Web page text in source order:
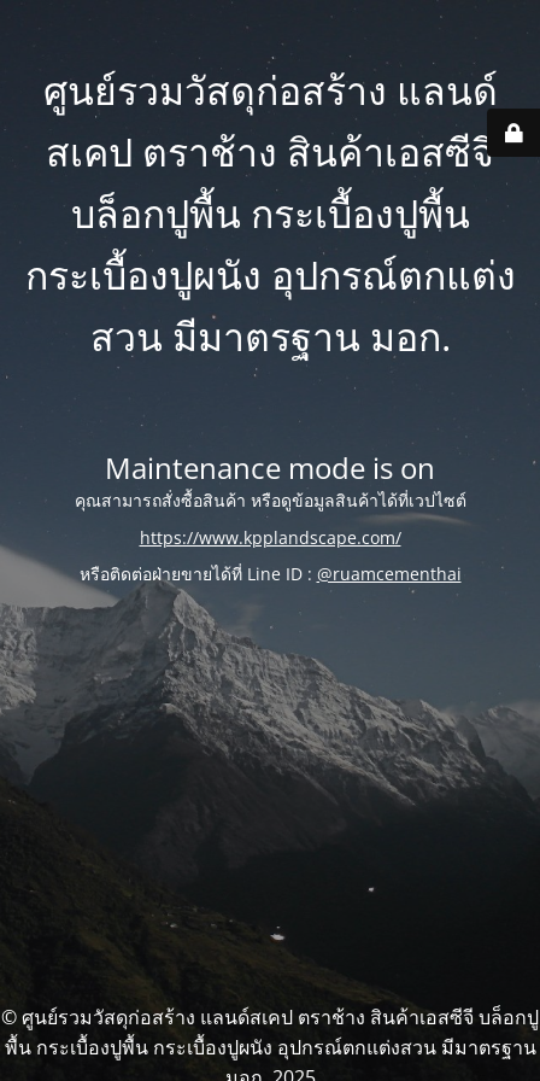
ศูนย์รวมวัสดุก่อสร้าง แลนด์
สเคป ตราช้าง สินค้าเอสซีจี
บล็อกปูพื้น กระเบื้องปูพื้น
กระเบื้องปูผนัง อุปกรณ์ตกแต่ง
สวน มีมาตรฐาน มอก.
Maintenance mode is on
คุณสามารถสั่งซื้อสินค้า หรือดูข้อมูลสินค้าได้ที่เวปไซต์
https://www.kpplandscape.com/
หรือติดต่อฝ่ายขายได้ที่ Line ID : @ruamcementhai
© ศูนย์รวมวัสดุก่อสร้าง แลนด์สเคป ตราช้าง สินค้าเอสซีจี บล็อกปู
พื้น กระเบื้องปูพื้น กระเบื้องปูผนัง อุปกรณ์ตกแต่งสวน มีมาตรฐาน